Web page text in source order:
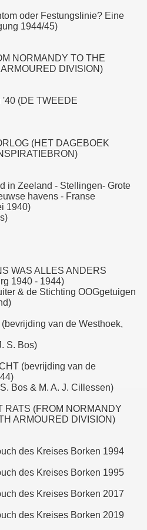
oder Festungslinie? Eine
1944/45)
NORMANDY TO THE
DIVISION)
(DE TWEEDE
(HET DAGEBOEK
in Zeeland - Stellingen- Grote
havens - Franse
1940)
WAS ALLES ANDERS
1940 - 1944)
& de Stichting OOGgetuigen
van de Westhoek,
S. Bos)
(bevrijding van de
Bos & M. A. J. Cillessen)
RATS (FROM NORMANDY
ARMOURED DIVISION)
des Kreises Borken 1994
des Kreises Borken 1995
des Kreises Borken 2017
des Kreises Borken 2019